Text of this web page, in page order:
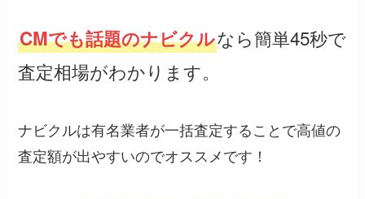
CMでも話題のナビクルなら簡単45秒で
査定相場がわかります。
ナビクルは有名業者が一括査定することで高値の
査定額が出やすいのでオススメです！